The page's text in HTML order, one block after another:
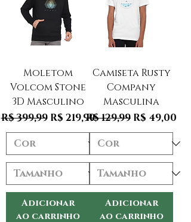
Moletom
Volcom Stone
3D Masculino
Preço normal
R$ 399,99 Preço promocional
R$ 219,99
Adicionar
ao carrinho
Camiseta Rusty
Company
Masculina
Preço normal
R$ 129,99 Preço
R$ 49,00
Adicionar
ao carrinho